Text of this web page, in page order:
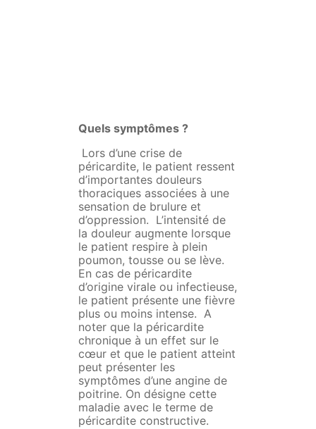
Quels symptômes ?
Lors d’une crise de
péricardite, le patient ressent
d’importantes douleurs
thoraciques associées à une
sensation de brulure et
d’oppression. L’intensité de
la douleur augmente lorsque
le patient respire à plein
poumon, tousse ou se lève.
En cas de péricardite
d’origine virale ou infectieuse,
le patient présente une fièvre
plus ou moins intense. A
noter que la péricardite
chronique à un effet sur le
cœur et que le patient atteint
peut présenter les
symptômes d’une angine de
poitrine. On désigne cette
maladie avec le terme de
péricardite constructive.